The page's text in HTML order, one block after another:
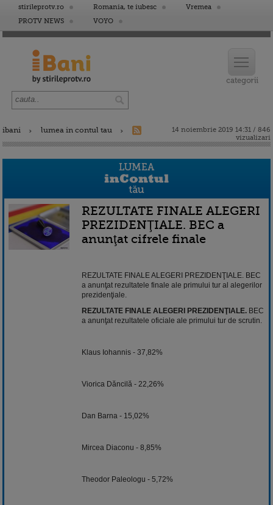
stirileprotv.ro Romania, te iubesc
Vremea
PROTV NEWS
VOYO
ibani lumea in contul tau
14 noiembrie 2019 14:31 / 846
vizualizari
REZULTATE FINALE ALEGERI
PREZIDENŢIALE. BEC a
anunţat cifrele finale
REZULTATE FINALE ALEGERI PREZIDENŢIALE. BEC
a anunţat rezultatele finale ale primului tur al alegerilor
prezidenţiale.
REZULTATE FINALE ALEGERI PREZIDENŢIALE. BEC
a anunţat rezultatele oficiale ale primului tur de scrutin.
Klaus Iohannis - 37,82%
Viorica Dăncilă - 22,26%
Dan Barna - 15,02%
Mircea Diaconu - 8,85%
Theodor Paleologu - 5,72%